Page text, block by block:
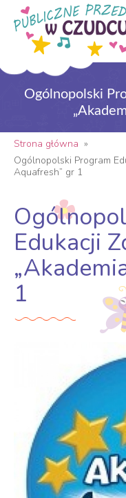
Ogólnopolski
Strona główna »
Ogólnopolski Program
Aquafresh” gr 1
Edukacji
1